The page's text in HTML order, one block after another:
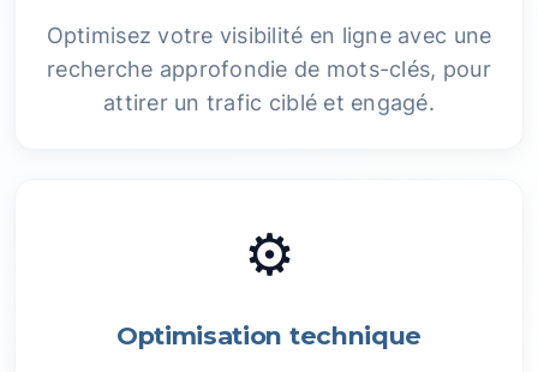
Optimisez votre visibilité en ligne avec une
recherche approfondie de mots-clés, pour
attirer un trafic ciblé et engagé.
⚙️
Optimisation technique